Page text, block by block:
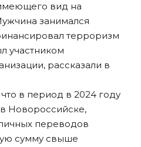
вид на
занимался
терроризм
участником
рассказали в
в период в 2024 году
Новороссийске,
переводов
сумму свыше